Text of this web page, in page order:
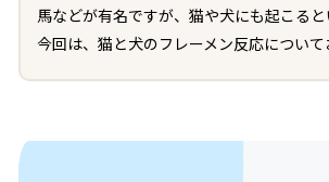
馬などが有名ですが、猫や犬にも起こると
今回は、猫と犬のフレーメン反応について